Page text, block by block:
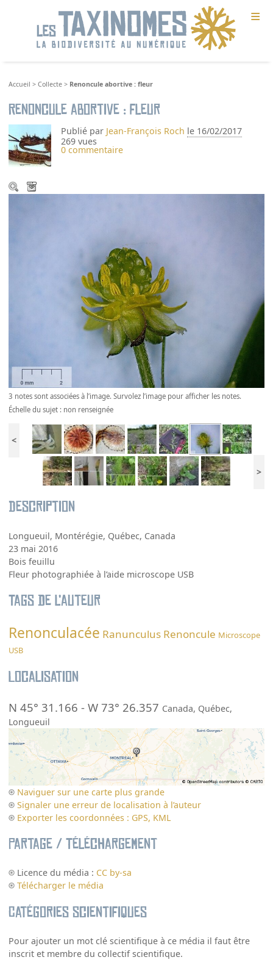
≡
Accueil >Collecte > Renoncule abortive : fleur
Renoncule abortive : fleur
Publié par Jean-François Roch le 16/02/2017
269 vues
0 commentaire
3 notes sont associées à l’image. Survolez l’image pour afficher les notes.
Échelle du sujet : non renseignée
<
>
Description
Longueuil, Montérégie, Québec, Canada
23 mai 2016
Bois feuillu
Fleur photographiée à l’aide microscope USB
Tags de l’auteur
Renonculacée Ranunculus Renoncule Microscope
USB
Localisation
N 45° 31.166 -W 73° 26.357 Canada, Québec,
Longueuil
Naviguer sur une carte plus grande
Signaler une erreur de localisation à l’auteur
Exporter les coordonnées : GPS, KML
Partage / Téléchargement
Licence du média : CC by-sa
Télécharger le média
Catégories scientifiques
Pour ajouter un mot clé scientifique à ce média il faut être
inscrit et membre du collectif scientifique.